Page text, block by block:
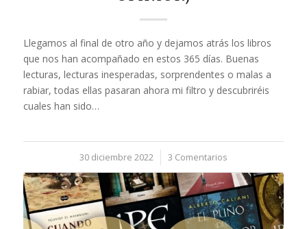
Llegamos al final de otro año y dejamos atrás los libros
que nos han acompañado en estos 365 días. Buenas
lecturas, lecturas inesperadas, sorprendentes o malas a
rabiar, todas ellas pasaran ahora mi filtro y descubriréis
cuales han sido…
30 diciembre 2022
/ 3 Comentarios